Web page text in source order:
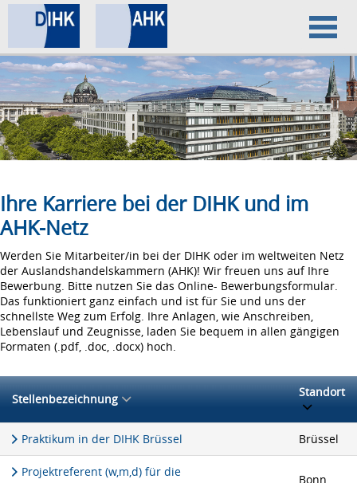
Home
Datenschutz
Impressum
Ihre Karriere bei der DIHK und im
AHK-Netz
Werden Sie Mitarbeiter/in bei der DIHK oder im weltweiten Netz
der Auslandshandelskammern (AHK)! Wir freuen uns auf Ihre
Bewerbung. Bitte nutzen Sie das Online- Bewerbungsformular.
Das funktioniert ganz einfach und ist für Sie und uns der
schnellste Weg zum Erfolg. Ihre Anlagen, wie Anschreiben,
Lebenslauf und Zeugnisse, laden Sie bequem in allen gängigen
Formaten (.pdf, .doc, .docx) hoch.
Stellenbezeichnung Standort
Praktikum in der DIHK Brüssel Brüssel
Projektreferent (w,m,d) für die
Bonn